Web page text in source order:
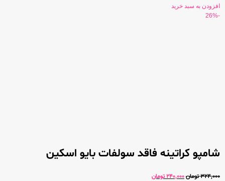
افزودن به سبد خرید
-26%
شامپو کراتینه فاقد سولفات بایو اسکین
324,000تومان240,000 تومان